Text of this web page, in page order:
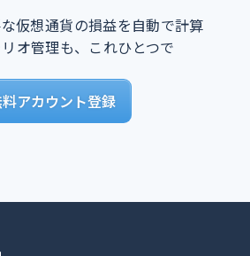
仮想通貨の損益を自動で計算
オ管理も、これひとつで
アカウント登録